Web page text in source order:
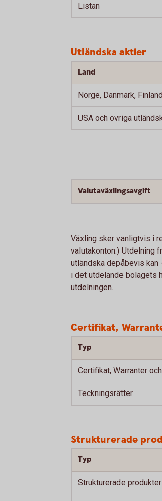
Listan
Utländska aktier
Land
Norge, Danmark,
USA och övriga
Valutaväxlingsavgift
Växling sker vanligtvis i
valutakonton.) Utdelning
utländska depåbevis
i det utdelande bolagets
utdelningen.
Certifikat,
Typ
Certifikat, Warranter
Teckningsrätter
Strukturerade
Typ
Strukturerade